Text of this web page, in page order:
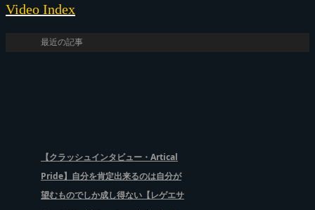
Video Index
最近の記事
【クラッシュインタビュー・Artical
Pride】自分を肯定出来るのは自分が
望むものでしか成し得ない【レゲエサ